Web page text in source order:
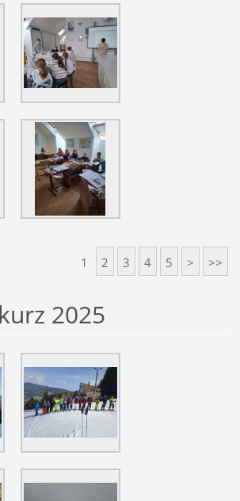
1 2 3 4 5 > >>
2025